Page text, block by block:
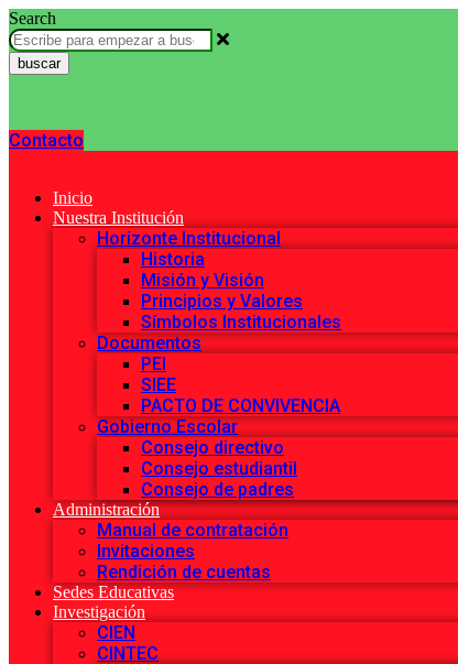
Search
buscar
Contacto
Inicio
Nuestra Institución
Horizonte Institucional
Historia
Misión y Visión
Principios y Valores
Símbolos Institucionales
Documentos
PEI
SIEE
PACTO DE CONVIVENCIA
Gobierno Escolar
Consejo directivo
Consejo estudiantil
Consejo de padres
Administración
Manual de contratación
Invitaciones
Rendición de cuentas
Sedes Educativas
Investigación
CIEN
CINTEC